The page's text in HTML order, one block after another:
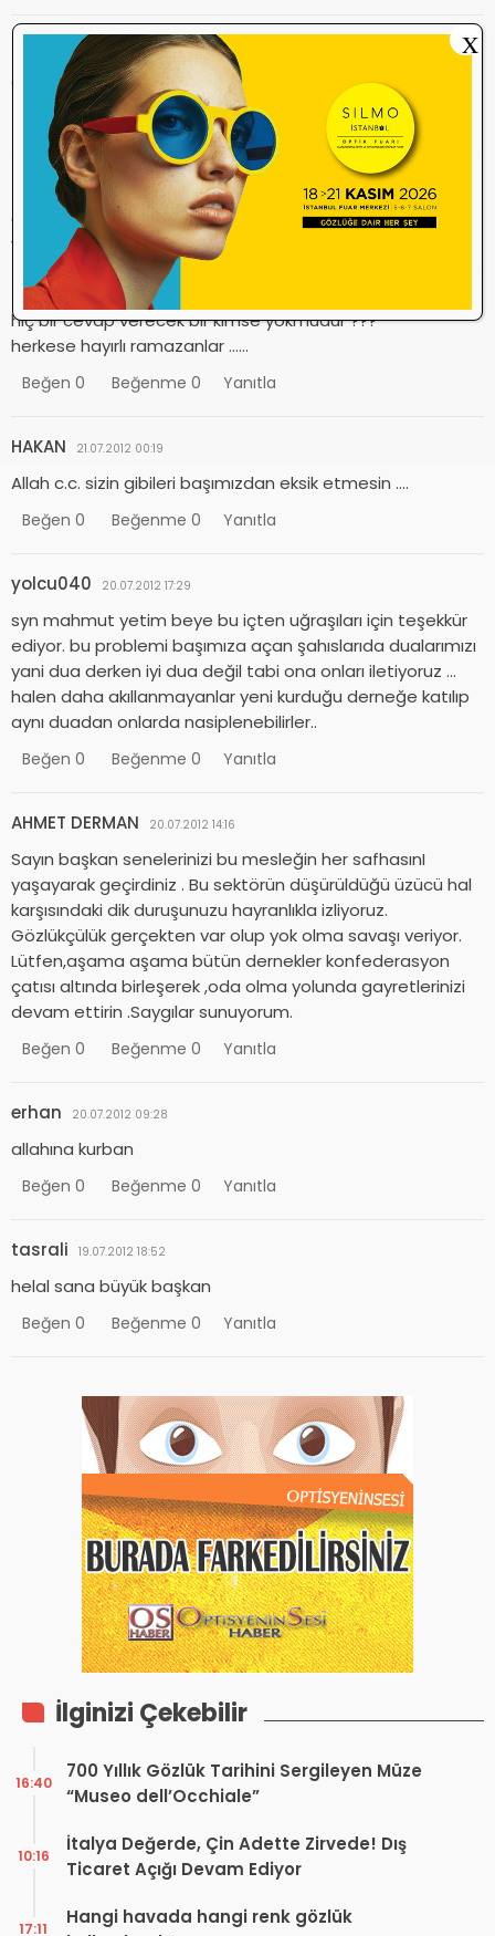
24.07.2012 13:13
en baba başkan
Beğen0 Beğenme 0 Yanıtla
rıdvan ışık 24.07.2012 12:09
evettttt halen beklemedemiyiz ??? zaten başka çaremiz
yok elimiz kolumuz bağlı öleeeee bekliyoruz işte ne
zaman bir sonuç çıkacak ??? evraklarımız ne olacak ??? ne
zaman sisteme kayıt yapabileceğiz ???
hiç bir cevap verecek bir kimse yokmudur ???
herkese hayırlı ramazanlar ……
Beğen 0 Beğenme 0 Yanıtla
HAKAN 21.07.2012 00:19
Allah c.c. sizin gibileri başımızdan eksik etmesin ….
Beğen 0 Beğenme 0 Yanıtla
yolcu040 20.07.2012 17:29
syn mahmut yetim beye bu içten uğraşıları için teşekkür
ediyor. bu problemi başımıza açan şahıslarıda dualarımızı
yani dua derken iyi dua değil tabi ona onları iletiyoruz …
halen daha akıllanmayanlar yeni kurduğu derneğe katılıp
aynı duadan onlarda nasiplenebilirler..
Beğen 0 Beğenme 0 Yanıtla
AHMET DERMAN 20.07.2012 14:16
Sayın başkan senelerinizi bu mesleğin her safhasınI
yaşayarak geçirdiniz . Bu sektörün düşürüldüğü üzücü hal
karşısındaki dik duruşunuzu hayranlıkla izliyoruz.
Gözlükçülük gerçekten var olup yok olma savaşı veriyor.
Lütfen,aşama aşama bütün dernekler konfederasyon
çatısı altında birleşerek ,oda olma yolunda gayretlerinizi
devam ettirin .Saygılar sunuyorum.
Beğen 0 Beğenme 0 Yanıtla
erhan 20.07.2012 09:28
allahına kurban
Beğen 0 Beğenme 0 Yanıtla
tasrali 19.07.2012 18:52
helal sana büyük başkan
Beğen 0 Beğenme 0 Yanıtla
İlginizi Çekebilir
700 Yıllık Gözlük Tarihini Sergileyen Müze
“Museo dell’Occhiale”
16:40
İtalya Değerde, Çin Adette Zirvede! Dış
Ticaret Açığı Devam Ediyor
10:16
Hangi havada hangi renk gözlük
17:11
X